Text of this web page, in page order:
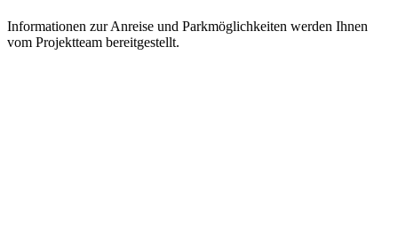
Informationen zur Anreise und Parkmöglichkeiten werden Ihnen
vom Projektteam bereitgestellt.